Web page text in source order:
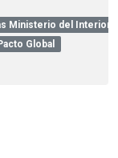
Ministerio del Interior y
Global